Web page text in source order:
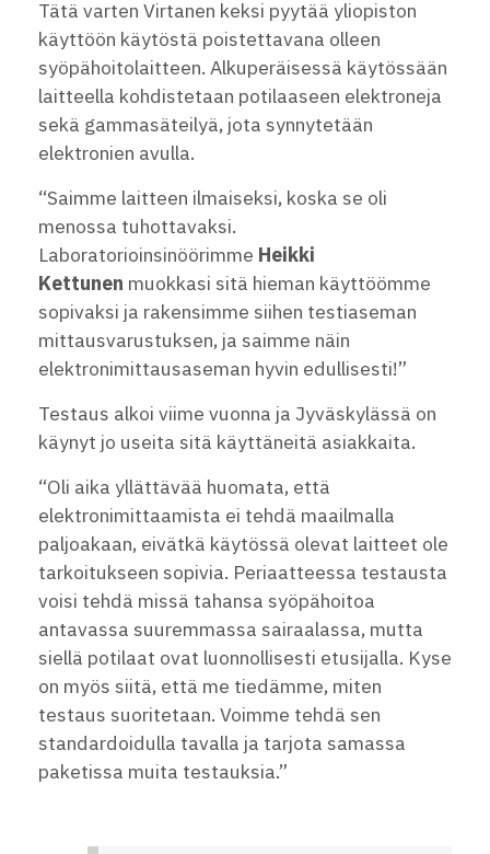
Tätä varten Virtanen keksi pyytää yliopiston
käyttöön käytöstä poistettavana olleen
syöpähoitolaitteen. Alkuperäisessä käytössään
laitteella kohdistetaan potilaaseen elektroneja
sekä gammasäteilyä, jota synnytetään
elektronien avulla.
“Saimme laitteen ilmaiseksi, koska se oli
menossa tuhottavaksi.
Laboratorioinsinöörimme Heikki
Kettunen muokkasi sitä hieman käyttöömme
sopivaksi ja rakensimme siihen testiaseman
mittausvarustuksen, ja saimme näin
elektronimittausaseman hyvin edullisesti!”
Testaus alkoi viime vuonna ja Jyväskylässä on
käynyt jo useita sitä käyttäneitä asiakkaita.
“Oli aika yllättävää huomata, että
elektronimittaamista ei tehdä maailmalla
paljoakaan, eivätkä käytössä olevat laitteet ole
tarkoitukseen sopivia. Periaatteessa testausta
voisi tehdä missä tahansa syöpähoitoa
antavassa suuremmassa sairaalassa, mutta
siellä potilaat ovat luonnollisesti etusijalla. Kyse
on myös siitä, että me tiedämme, miten
testaus suoritetaan. Voimme tehdä sen
standardoidulla tavalla ja tarjota samassa
paketissa muita testauksia.”